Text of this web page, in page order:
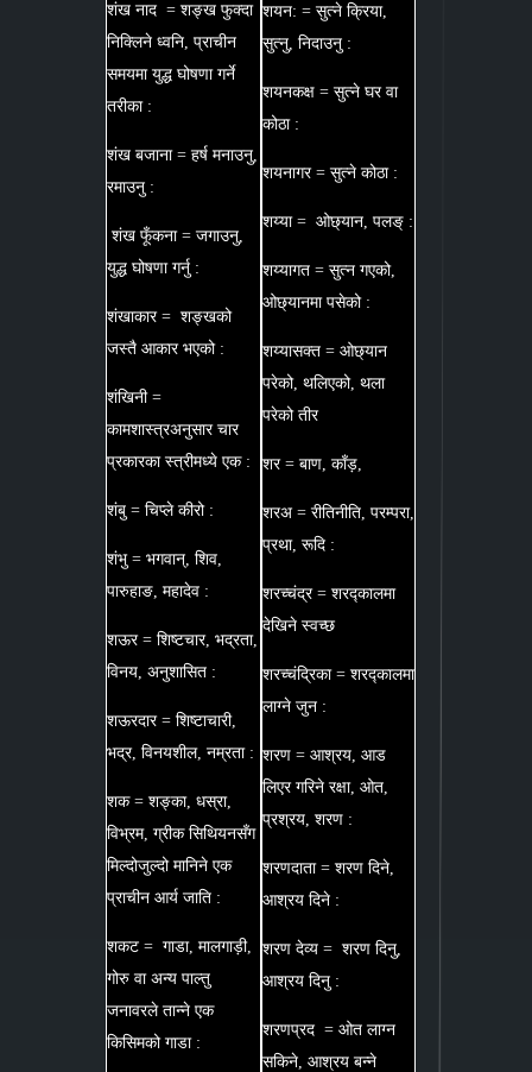
शंख नाद = शङ्ख फुक्दा
निक्लिने ध्वनि, प्राचीन
समयमा युद्ध घोषणा गर्ने
तरीका :
शंख बजाना = हर्ष मनाउनु,
रमाउनु :
शंख फूँकना = जगाउनु,
युद्ध घोषणा गर्नु :
शंखाकार = शङ्खको
जस्तै आकार भएको :
शंखिनी =
कामशास्त्रअनुसार चार
प्रकारका स्त्रीमध्ये एक :
शंबु = चिप्ले कीरो :
शंभु = भगवान्, शिव,
पारुहाङ, महादेव :
शऊर = शिष्टचार, भद्रता,
विनय, अनुशासित :
शऊरदार = शिष्टाचारी,
भद्र, विनयशील, नम्रता :
शक = शङ्का, धस्रा,
विभ्रम, ग्रीक सिथियनसँग
मिल्दोजुल्दो मानिने एक
प्राचीन आर्य जाति :
शकट = गाडा, मालगाड़ी,
गोरु वा अन्य पाल्तु
जनावरले तान्ने एक
किसिमको गाडा :
शयन: = सुत्ने क्रिया,
सुत्नु, निदाउनु :
शयनकक्ष = सुत्ने घर वा
कोठा :
शयनागर = सुत्ने कोठा :
शय्या = ओछ्यान, पलङ् :
शय्यागत = सुत्न गएको,
ओछ्यानमा पसेको :
शय्यासक्त = ओछ्यान
परेको, थलिएको, थला
परेको तीर
शर = बाण, काँड़,
शरअ = रीतिनीति, परम्परा,
प्रथा, रूदि :
शरच्चंद्र = शरद्कालमा
देखिने स्वच्छ
शरच्चंद्रिका = शरद्कालमा
लाग्ने जुन :
शरण = आश्रय, आड
लिएर गरिने रक्षा, ओत,
प्रश्रय, शरण :
शरणदाता = शरण दिने,
आश्रय दिने :
शरण देव्य = शरण दिनु,
आश्रय दिनु :
शरणप्रद = ओत लाग्न
सकिने, आश्रय बन्ने